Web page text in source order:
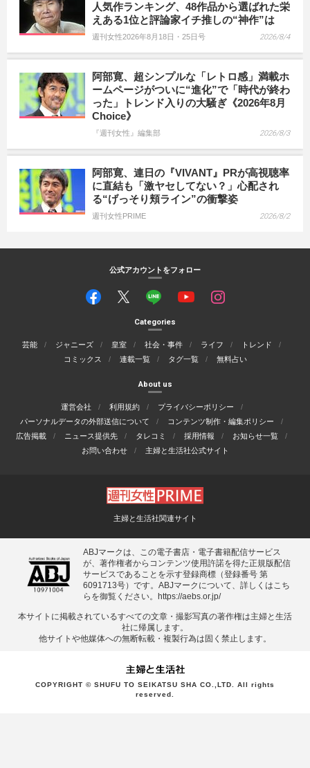
人気作ランキング、48作品から選ばれた栄
えある1位と評論家イチ推しの“神作”は
週刊女性2026年8月18日・25日号 2026/8/4
阿部寛、超シンプルな「レトロ感」満載ホ
ームページがついに“進化”で「時代が終わ
った」トレンド入りの大騒ぎ《2026年8月
Choice》
『週刊女性』編集部 2026/8/3
阿部寛、連日の『VIVANT』PRが高視聴率
に直結も「激ヤセしてない？」心配され
る“げっそり頬ライン”の衝撃姿
週刊女性PRIME 2026/8/2
公式アカウントをフォロー
Categories
芸能 ジャニーズ 皇室 社会・事件 ライフ
トレンド
コミックス
連載一覧 タグ一覧 無料占い
About us
運営会社 利用規約
プライバシーポリシー
パーソナルデータの外部送信について
コンテンツ制作・編集ポリシー
広告掲載
ニュース提供先 タレコミ 採用情報
お知らせ一覧
お問い合わせ
主婦と生活社公式サイト
主婦と生活社関連サイト
ABJマークは、この電子書店・電子書籍配信サービス
が、著作権者からコンテンツ使用許諾を得た正規版配信
サービスであることを示す登録商標（登録番号 第
6091713号）です。ABJマークについて、詳しくはこち
らを御覧ください。
https://aebs.or.jp/
本サイトに掲載されているすべての⽂章・撮影写真の著作権は主婦と⽣活
社に帰属します。
他サイトや他媒体への無断転載・複製⾏為は固く禁⽌します。
COPYRIGHT © SHUFU TO SEIKATSU SHA CO.,LTD. All rights
reserved.